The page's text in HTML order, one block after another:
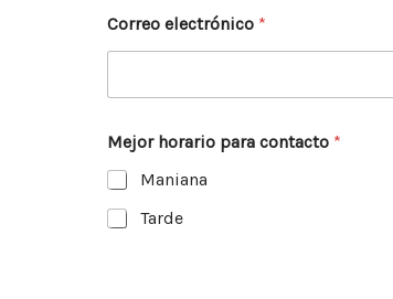
Correo electrónico *
Mejor horario para contacto *
Maniana
Tarde